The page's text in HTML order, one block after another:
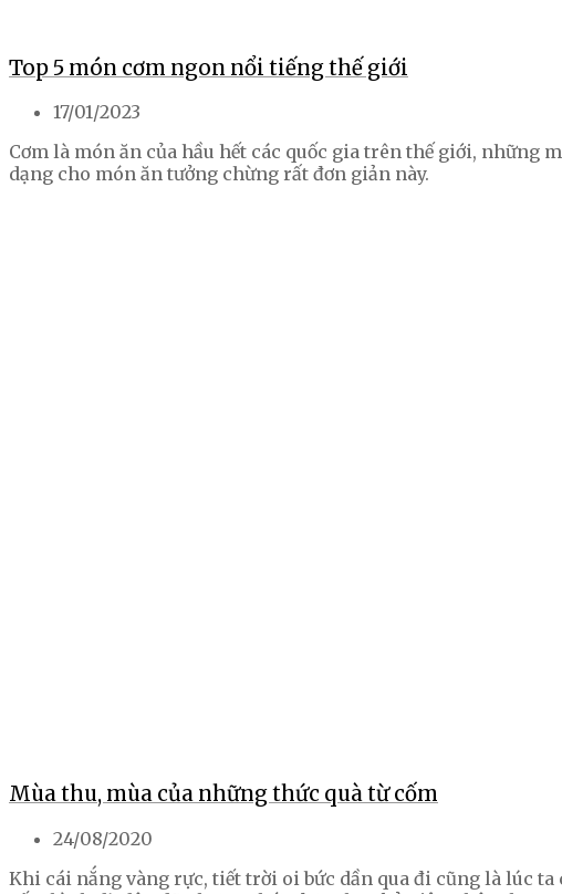
Top 5 món cơm ngon nổi tiếng thế giới
17/01/2023
Cơm là món ăn của hầu hết các quốc gia trên thế giới, những
dạng cho món ăn tưởng chừng rất đơn giản này.
Mùa thu, mùa của những thức quà từ cốm
24/08/2020
Khi cái nắng vàng rực, tiết trời oi bức dần qua đi cũng là lúc